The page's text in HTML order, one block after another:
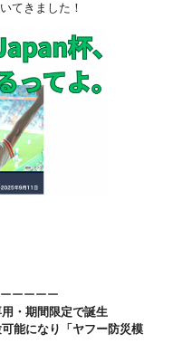
てきました！
ーーーー
・期間限定で誕生
能になり「ヤフー防災模